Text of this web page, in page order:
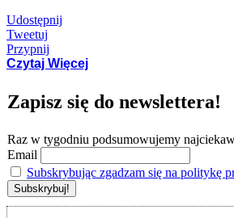
Udostępnij
Tweetuj
Przypnij
Czytaj Więcej
Zapisz się do newslettera!
Raz w tygodniu podsumowujemy
Email
Subskrybując zgadzam się na politykę